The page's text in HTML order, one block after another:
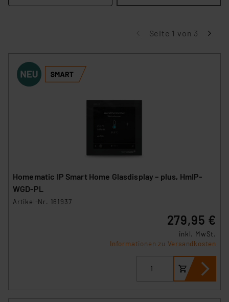
Seite 1 von 3
Homematic IP Smart Home Glasdisplay – plus, HmIP-
WGD-PL
Artikel-Nr. 161937
279,95 €
inkl. MwSt.
Informationen zu Versandkosten